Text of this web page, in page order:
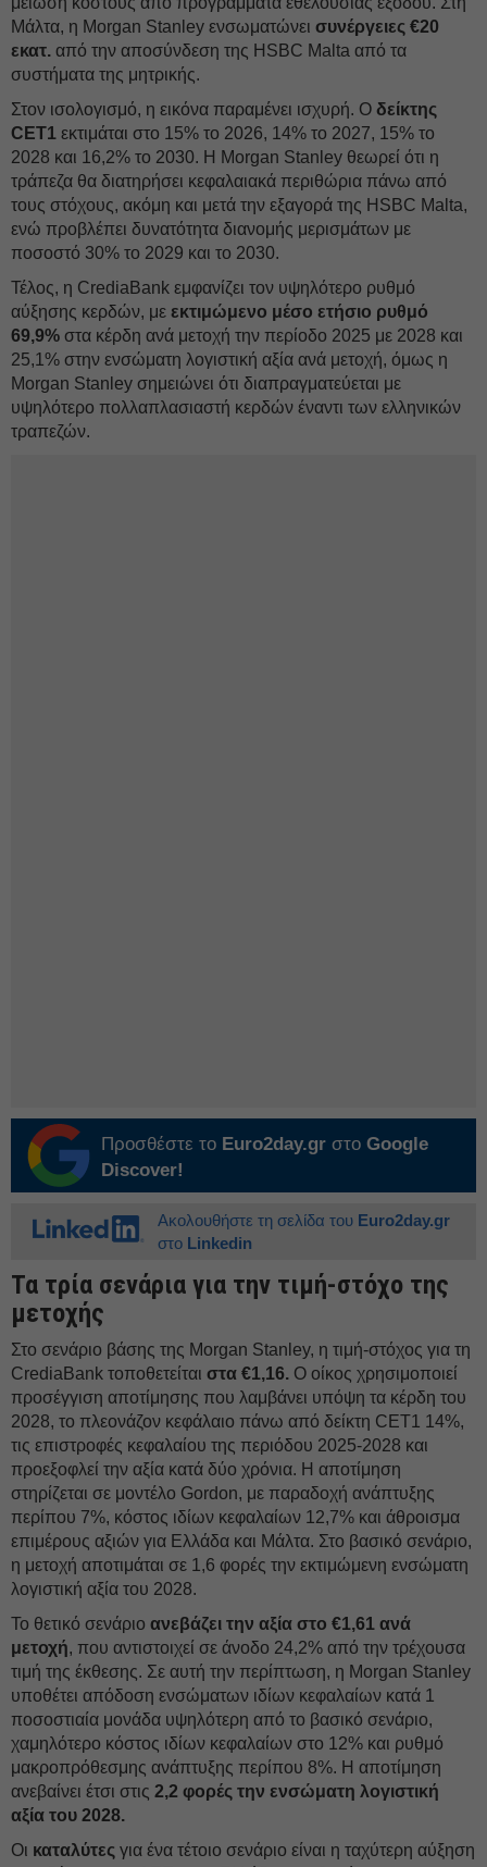
Μάλτα, η Morgan Stanley ενσωματώνει συνέργειες €20
εκατ. από την αποσύνδεση της HSBC Malta από τα
συστήματα της μητρικής.
Στον ισολογισμό, η εικόνα παραμένει ισχυρή. Ο δείκτης
CET1 εκτιμάται στο 15% το 2026, 14% το 2027, 15% το
2028 και 16,2% το 2030. Η Morgan Stanley θεωρεί ότι η
τράπεζα θα διατηρήσει κεφαλαιακά περιθώρια πάνω από
τους στόχους, ακόμη και μετά την εξαγορά της HSBC Malta,
ενώ προβλέπει δυνατότητα διανομής μερισμάτων με
ποσοστό 30% το 2029 και το 2030.
Τέλος, η CrediaBank εμφανίζει τον υψηλότερο ρυθμό
αύξησης κερδών, με εκτιμώμενο μέσο ετήσιο ρυθμό
69,9% στα κέρδη ανά μετοχή την περίοδο 2025 με 2028 και
25,1% στην ενσώματη λογιστική αξία ανά μετοχή, όμως η
Morgan Stanley σημειώνει ότι διαπραγματεύεται με
υψηλότερο πολλαπλασιαστή κερδών έναντι των ελληνικών
τραπεζών.
Προσθέστε το Euro2day.gr στο Google
Discover!
Ακολουθήστε τη σελίδα του Euro2day.gr
στο Linkedin
Τα τρία σενάρια για την τιμή-στόχο της
μετοχής
Στο σενάριο βάσης της Morgan Stanley, η τιμή-στόχος για τη
CrediaBank τοποθετείται στα €1,16. Ο οίκος χρησιμοποιεί
προσέγγιση αποτίμησης που λαμβάνει υπόψη τα κέρδη του
2028, το πλεονάζον κεφάλαιο πάνω από δείκτη CET1 14%,
τις επιστροφές κεφαλαίου της περιόδου 2025-2028 και
προεξοφλεί την αξία κατά δύο χρόνια. Η αποτίμηση
στηρίζεται σε μοντέλο Gordon, με παραδοχή ανάπτυξης
περίπου 7%, κόστος ιδίων κεφαλαίων 12,7% και άθροισμα
επιμέρους αξιών για Ελλάδα και Μάλτα. Στο βασικό σενάριο,
η μετοχή αποτιμάται σε 1,6 φορές την εκτιμώμενη ενσώματη
λογιστική αξία του 2028.
Το θετικό σενάριο ανεβάζει την αξία στο €1,61 ανά
μετοχή, που αντιστοιχεί σε άνοδο 24,2% από την τρέχουσα
τιμή της έκθεσης. Σε αυτή την περίπτωση, η Morgan Stanley
υποθέτει απόδοση ενσώματων ιδίων κεφαλαίων κατά 1
ποσοστιαία μονάδα υψηλότερη από το βασικό σενάριο,
χαμηλότερο κόστος ιδίων κεφαλαίων στο 12% και ρυθμό
μακροπρόθεσμης ανάπτυξης περίπου 8%. Η αποτίμηση
ανεβαίνει έτσι στις 2,2 φορές την ενσώματη λογιστική
αξία του 2028.
Οι καταλύτες για ένα τέτοιο σενάριο είναι η ταχύτερη αύξηση